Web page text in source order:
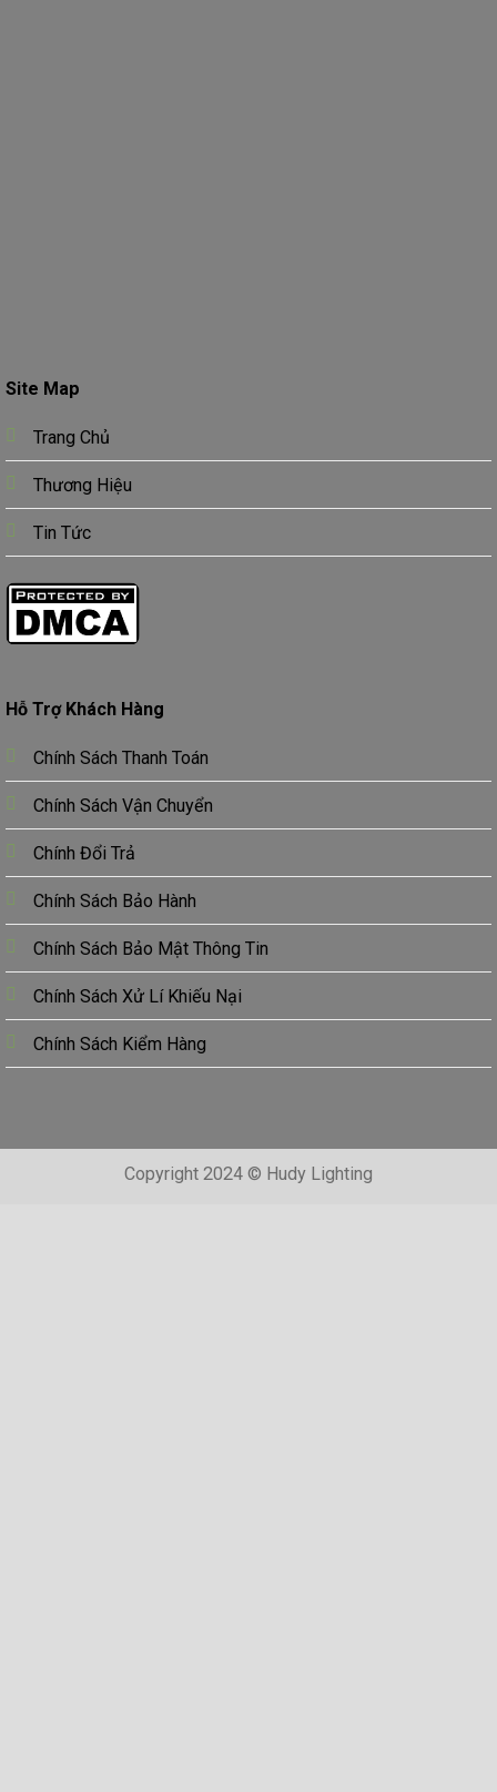
Site Map
Trang Chủ
Thương Hiệu
Tin Tức
Hỗ Trợ Khách Hàng
Chính Sách Thanh Toán
Chính Sách Vận Chuyển
Chính Đổi Trả
Chính Sách Bảo Hành
Chính Sách Bảo Mật Thông Tin
Chính Sách Xử Lí Khiếu Nại
Chính Sách Kiểm Hàng
Copyright 2024 © Hudy Lighting